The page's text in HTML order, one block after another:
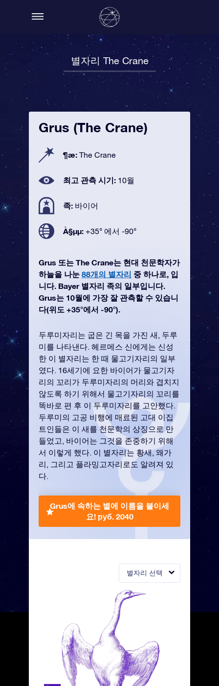
별자리 The Crane
별자리 선택
Grus (The Crane)
¶æ: The Crane
최고 관측 시기: 10월
족: 바이어
À§µµ: +35° 에서 -90°
Grus 또는 The Crane는 현대 천문학자가
하늘을 나눈 88개의 별자리 중 하나로, 입
니다. Bayer 별자리 족의 일부입니다.
Grus는 10월에 가장 잘 관측할 수 있습니
다(위도 +35°에서 -90°).
두루미자리는 굽은 긴 목을 가진 새, 두루
미를 나타낸다. 헤르메스 신에게는 신성
한 이 별자리는 한 때 물고기자리의 일부
였다. 16세기에 요한 바이어가 물고기자
리의 꼬리가 두루미자리의 머리와 겹치지
않도록 하기 위해서 물고기자리의 꼬리를
똑바로 편 후 이 두루미자리를 고안했다.
두루미의 고공 비행에 매료된 고대 이집
트인들은 이 새를 천문학의 상징으로 만
들었고, 바이어는 그것을 존중하기 위해
서 이렇게 했다. 이 별자리는 황새, 왜가
리, 그리고 플라밍고자리로도 알려져 있
다.
Grus에 속하는 별에 이름을 붙이세
요! руб. 2040